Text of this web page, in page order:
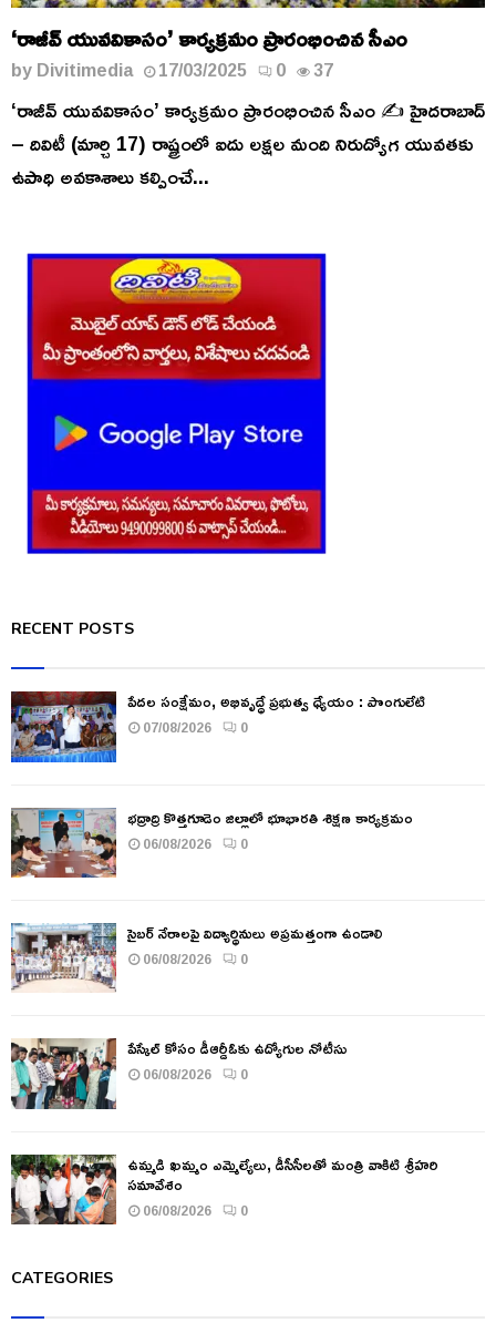
‘రాజీవ్ యువవికాసం’ కార్యక్రమం ప్రారంభించిన సీఎం
byDivitimedia 17/03/2025 0 37
‘రాజీవ్ యువవికాసం’ కార్యక్రమం ప్రారంభించిన సీఎం ✍️ హైదరాబాద్
– దివిటీ (మార్చి 17) రాష్ట్రంలో ఐదు లక్షల మంది నిరుద్యోగ యువతకు
ఉపాధి అవకాశాలు కల్పించే...
RECENT POSTS
పేదల సంక్షేమం, అభివృద్ధే ప్రభుత్వ ధ్యేయం : పొంగులేటి
07/08/2026 0
భద్రాద్రి కొత్తగూడెం జిల్లాలో భూభారతి శిక్షణ కార్యక్రమం
06/08/2026 0
సైబర్ నేరాలపై విద్యార్థినులు అప్రమత్తంగా ఉండాలి
06/08/2026 0
పేస్కేల్ కోసం డీఆర్డీఓకు ఉద్యోగుల నోటీసు
06/08/2026 0
ఉమ్మడి ఖమ్మం ఎమ్మెల్యేలు, డీసీసీలతో మంత్రి వాకిటి శ్రీహరి
సమావేశం
06/08/2026 0
CATEGORIES